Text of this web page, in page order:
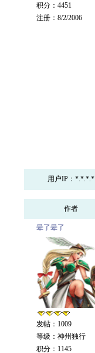
积分：4451
注册：8/2/2006
用户IP：*.*.*.*
作者
晕了晕了
发帖：1009
等级：神州独行
积分：1145